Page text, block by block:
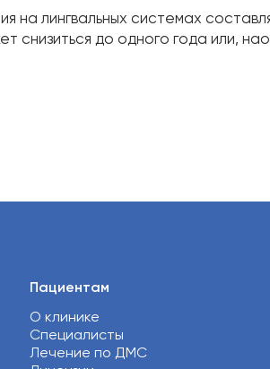
на лингвальных системах
снизиться до одного года или,
Пациентам
О клинике
Специалисты
Лечение по ДМС